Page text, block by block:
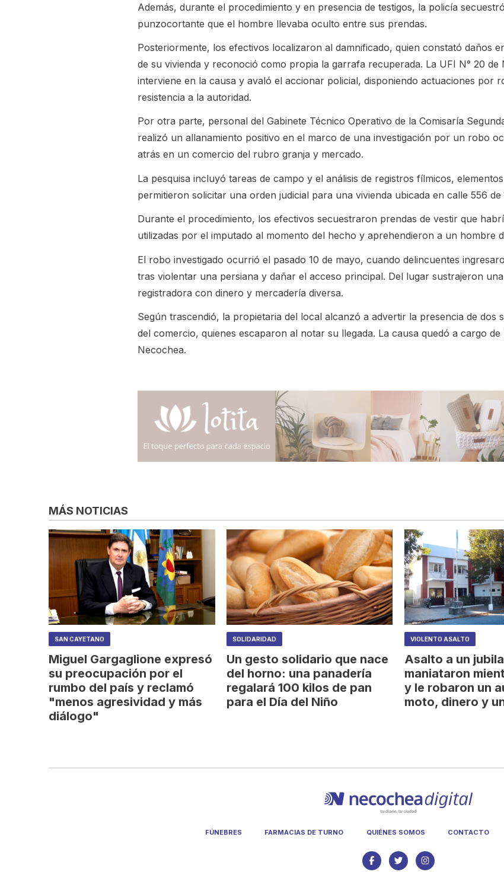
Además, durante el procedimiento y en presencia de testigos, la policía
punzocortante que el hombre llevaba oculto entre sus prendas.
Posteriormente, los efectivos localizaron al damnificado, quien constató daños
de su vivienda y reconoció como propia la garrafa recuperada. La UFI N° 20 de
interviene en la causa y avaló el accionar policial, disponiendo actuaciones por
resistencia a la autoridad.
Por otra parte, personal del Gabinete Técnico Operativo de la Comisaría
realizó un allanamiento positivo en el marco de una investigación por un robo
atrás en un comercio del rubro granja y mercado.
La pesquisa incluyó tareas de campo y el análisis de registros fílmicos,
permitieron solicitar una orden judicial para una vivienda ubicada en calle 556 de
Durante el procedimiento, los efectivos secuestraron prendas de vestir que
utilizadas por el imputado al momento del hecho y aprehendieron a un hombre
El robo investigado ocurrió el pasado 10 de mayo, cuando delincuentes
tras violentar una persiana y dañar el acceso principal. Del lugar sustrajeron
registradora con dinero y mercadería diversa.
Según trascendió, la propietaria del local alcanzó a advertir la presencia de dos
del comercio, quienes escaparon al notar su llegada. La causa quedó a cargo de
Necochea.
MÁS NOTICIAS
SAN CAYETANO
Miguel Gargaglione expresó
su preocupación por el
rumbo del país y reclamó
"menos agresividad y más
diálogo"
SOLIDARIDAD
Un gesto solidario que nace
del horno: una panadería
regalará 100 kilos de pan
para el Día del Niño
VIOLENTO ASALTO
Asalto a un
maniataron
y le robaron un
moto, dinero y
FÚNEBRES FARMACIAS DE TURNO QUIÉNES SOMOS CONTACTO